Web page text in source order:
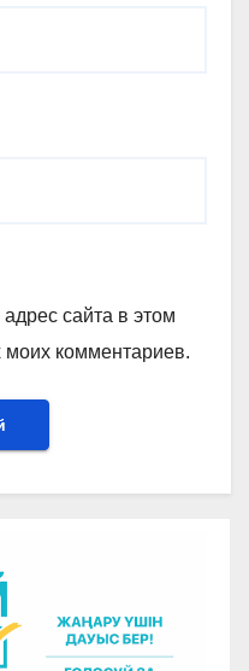
сайта в этом
комментариев.